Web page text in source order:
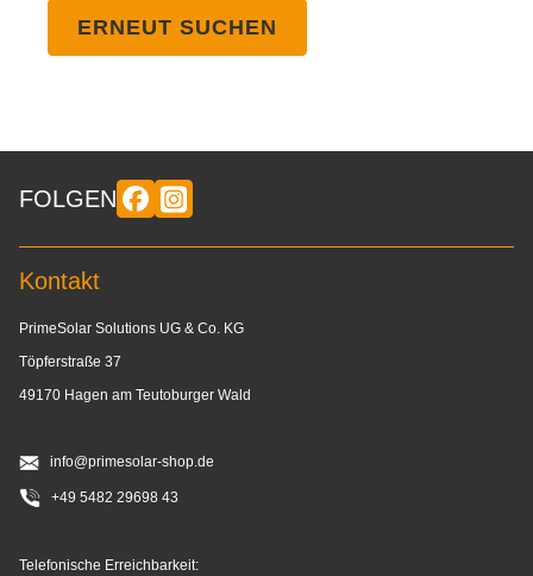
ERNEUT SUCHEN
FOLGEN
Kontakt
PrimeSolar Solutions UG & Co. KG
Töpferstraße 37
49170 Hagen am Teutoburger Wald
info@primesolar-shop.de
+49 5482 29698 43
Telefonische Erreichbarkeit: